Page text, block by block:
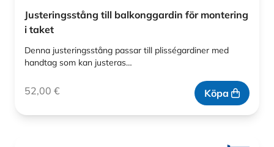
Justeringsstång till balkonggardin för montering
i taket
Denna justeringsstång passar till plisségardiner med
handtag som kan justeras…
52,00 € Köpa